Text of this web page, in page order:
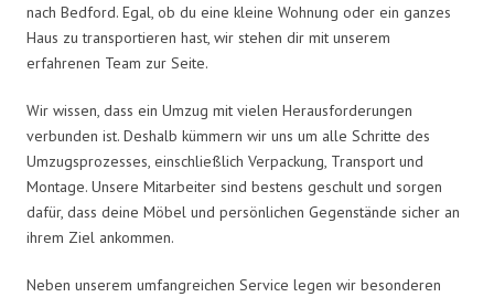
nach Bedford. Egal, ob du eine kleine Wohnung oder ein ganzes
Haus zu transportieren hast, wir stehen dir mit unserem
erfahrenen Team zur Seite.
Wir wissen, dass ein Umzug mit vielen Herausforderungen
verbunden ist. Deshalb kümmern wir uns um alle Schritte des
Umzugsprozesses, einschließlich Verpackung, Transport und
Montage. Unsere Mitarbeiter sind bestens geschult und sorgen
dafür, dass deine Möbel und persönlichen Gegenstände sicher an
ihrem Ziel ankommen.
Neben unserem umfangreichen Service legen wir besonderen